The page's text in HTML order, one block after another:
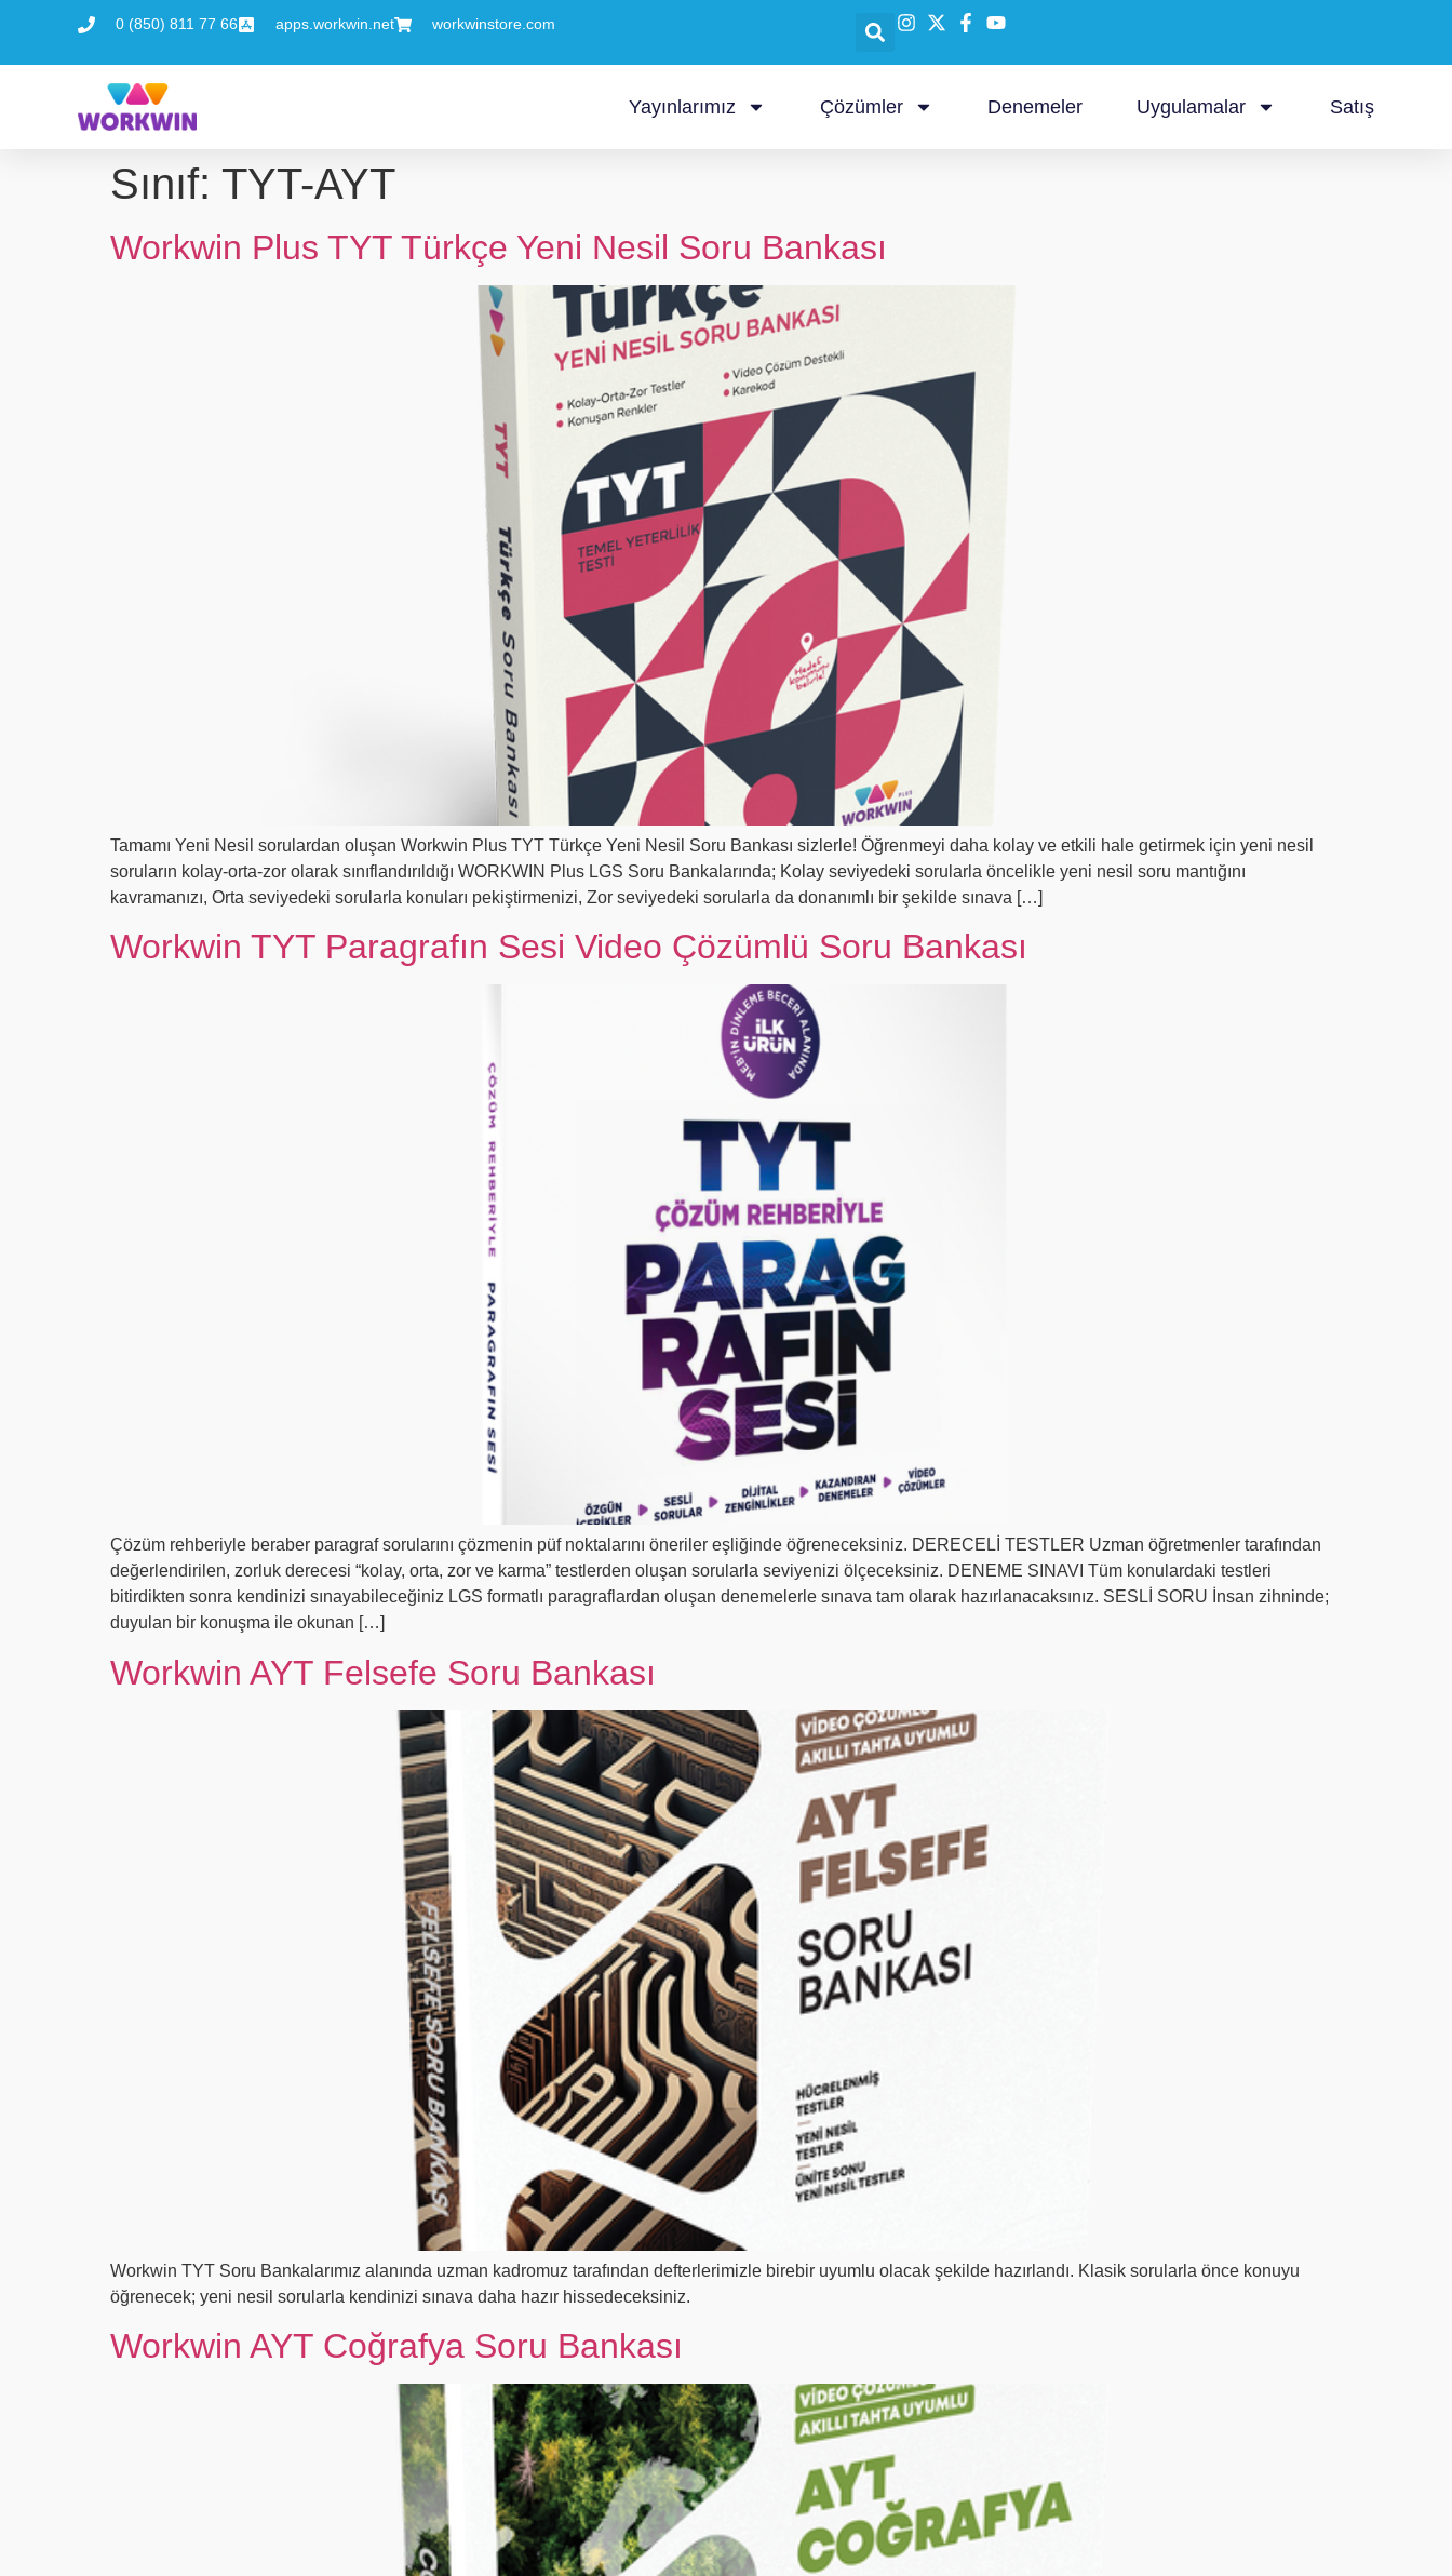
0 (850) 811 77 66 apps.workwin.net workwinstore.com
Yayınlarımız Çözümler Denemeler Uygulamalar Satış
Sınıf: TYT-AYT
Workwin Plus TYT Türkçe Yeni Nesil Soru Bankası
Tamamı Yeni Nesil sorulardan oluşan Workwin Plus TYT Türkçe Yeni Nesil Soru Bankası sizlerle! Öğrenmeyi daha kolay ve etkili hale getirmek için yeni nesil
soruların kolay-orta-zor olarak sınıflandırıldığı WORKWIN Plus LGS Soru Bankalarında; Kolay seviyedeki sorularla öncelikle yeni nesil soru mantığını
kavramanızı, Orta seviyedeki sorularla konuları pekiştirmenizi, Zor seviyedeki sorularla da donanımlı bir şekilde sınava […]
Workwin TYT Paragrafın Sesi Video Çözümlü Soru Bankası
Çözüm rehberiyle beraber paragraf sorularını çözmenin püf noktalarını öneriler eşliğinde öğreneceksiniz. DERECELİ TESTLER Uzman öğretmenler tarafından
değerlendirilen, zorluk derecesi “kolay, orta, zor ve karma” testlerden oluşan sorularla seviyenizi ölçeceksiniz. DENEME SINAVI Tüm konulardaki testleri
bitirdikten sonra kendinizi sınayabileceğiniz LGS formatlı paragraflardan oluşan denemelerle sınava tam olarak hazırlanacaksınız. SESLİ SORU İnsan zihninde;
duyulan bir konuşma ile okunan […]
Workwin AYT Felsefe Soru Bankası
Workwin TYT Soru Bankalarımız alanında uzman kadromuz tarafından defterlerimizle birebir uyumlu olacak şekilde hazırlandı. Klasik sorularla önce konuyu
öğrenecek; yeni nesil sorularla kendinizi sınava daha hazır hissedeceksiniz.
Workwin AYT Coğrafya Soru Bankası